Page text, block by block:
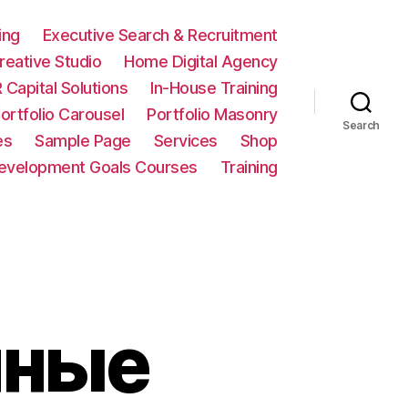
Executive Search & Recruitment
Studio
Home Digital Agency
Capital Solutions
In-House Training
Carousel
Portfolio Masonry
Sample Page Services
Shop
Goals Courses
Training
Search